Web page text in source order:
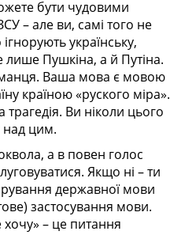
бути чудовими
– але ви, самі того не
українську,
Пушкіна, а й Путіна.
Ваша мова є мовою
країною «руского міра».
Ви ніколи цього
над цим.
а в повен голос
Якщо ні – ти
державної мови
застосування мови.
– це питання